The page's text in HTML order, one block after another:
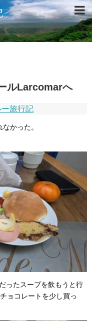
ルLarcomarへ
旅行記
かった。
ったスープを飲もうと行
ョコレートを少し買っ